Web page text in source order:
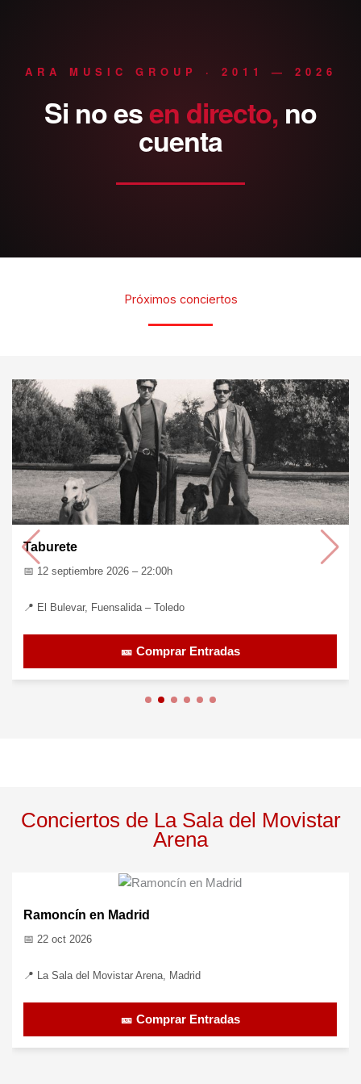
ARA MUSIC GROUP · 2011 — 2026
Si noesen directo, no
cuenta
Próximos conciertos
Pastora Soler
📅 25 septiembre 2026 – 20:30h
📍 Palacio de Congresos, Granada
🎫 Comprar Entradas
Conciertos de La Sala del Movistar
Arena
Ramoncín en Madrid
📅 22 oct 2026
📍 La Sala del Movistar Arena, Madrid
🎫 Comprar Entradas